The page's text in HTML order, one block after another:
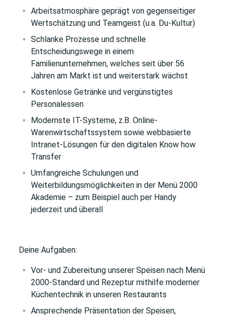
Arbeitsatmosphäre geprägt von gegenseitiger
Wertschätzung und Teamgeist (u.a. Du-Kultur)
Schlanke Prozesse und schnelle
Entscheidungswege in einem
Familienunternehmen, welches seit über 56
Jahren am Markt ist und weiterstark wächst
Kostenlose Getränke und vergünstigtes
Personalessen
Modernste IT-Systeme, z.B. Online-
Warenwirtschaftssystem sowie webbasierte
Intranet-Lösungen für den digitalen Know how
Transfer
Umfangreiche Schulungen und
Weiterbildungsmöglichkeiten in der Menü 2000
Akademie – zum Beispiel auch per Handy
jederzeit und überall
Deine Aufgaben:
Vor- und Zubereitung unserer Speisen nach Menü
2000-Standard und Rezeptur mithilfe moderner
Küchentechnik in unseren Restaurants
Ansprechende Präsentation der Speisen,